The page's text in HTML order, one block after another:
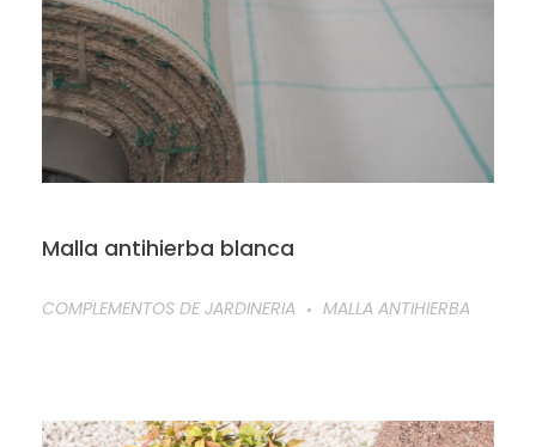
Malla antihierba blanca
COMPLEMENTOS DE JARDINERIA MALLA ANTIHIERBA